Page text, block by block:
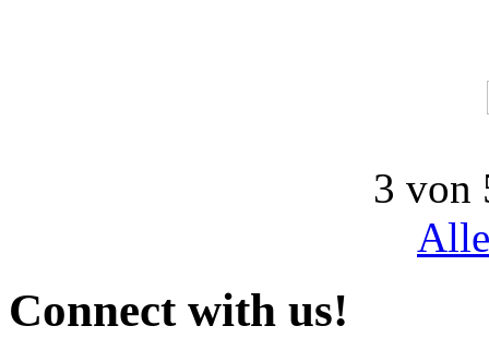
3 von
Connect with us!